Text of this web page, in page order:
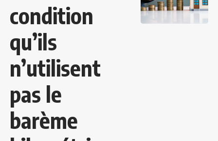
condition
qu’ils
n’utilisent
pas le
barème